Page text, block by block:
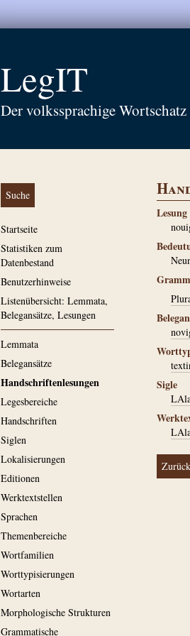
LegIT
Der volkssprachige
Suche
Startseite
Statistiken zum
Datenbestand
Benutzerhinweise
Listenübersicht: Lemmata,
Belegansätze, Lesungen
Lemmata
Belegansätze
Handschriftenlesungen
Legesbereiche
Handschriften
Siglen
Lokalisierungen
Editionen
Werktextstellen
Sprachen
Themenbereiche
Wortfamilien
Worttypisierungen
Wortarten
Morphologische Strukturen
Grammatische
Lesung
Sigle
Zurück